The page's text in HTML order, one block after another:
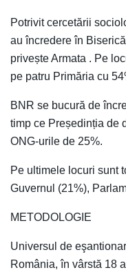
Potrivit cercetării
au încredere în
privește Armata . Pe
pe patru Primăria cu
BNR se bucură de
timp ce Președinția de
ONG-urile de 25%.
Pe ultimele locuri sunt
Guvernul (21%),
METODOLOGIE
Universul de
România, în vârstă 18